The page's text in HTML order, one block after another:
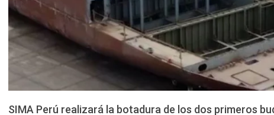
SIMA Perú realizará la botadura de los dos primeros